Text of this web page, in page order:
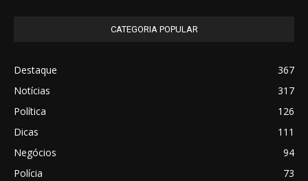
CATEGORIA POPULAR
Destaque
367
Notícias
317
Política
126
Dicas
111
Negócios
94
Polícia
73